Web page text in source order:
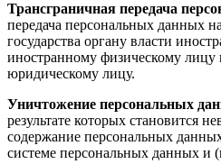
Трансграничная передача
передача персональных данных
государства органу власти
иностранному физическому
юридическому лицу.
Уничтожение персональных
результате которых становится
содержание персональных
системе персональных данных и